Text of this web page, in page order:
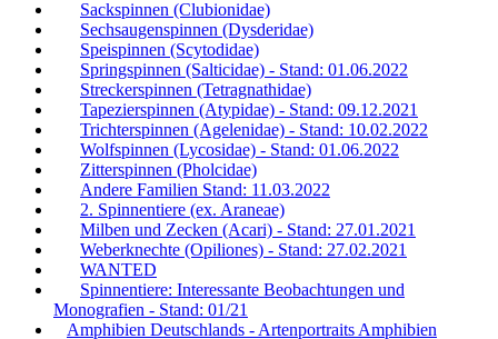
Sackspinnen (Clubionidae)
Sechsaugenspinnen (Dysderidae)
Speispinnen (Scytodidae)
Springspinnen (Salticidae) - Stand: 01.06.2022
Streckerspinnen (Tetragnathidae)
Tapezierspinnen (Atypidae) - Stand: 09.12.2021
Trichterspinnen (Agelenidae) - Stand: 10.02.2022
Wolfspinnen (Lycosidae) - Stand: 01.06.2022
Zitterspinnen (Pholcidae)
Andere Familien Stand: 11.03.2022
2. Spinnentiere (ex. Araneae)
Milben und Zecken (Acari) - Stand: 27.01.2021
Weberknechte (Opiliones) - Stand: 27.02.2021
WANTED
Spinnentiere: Interessante Beobachtungen und
Monografien - Stand: 01/21
Amphibien Deutschlands - Artenportraits Amphibien